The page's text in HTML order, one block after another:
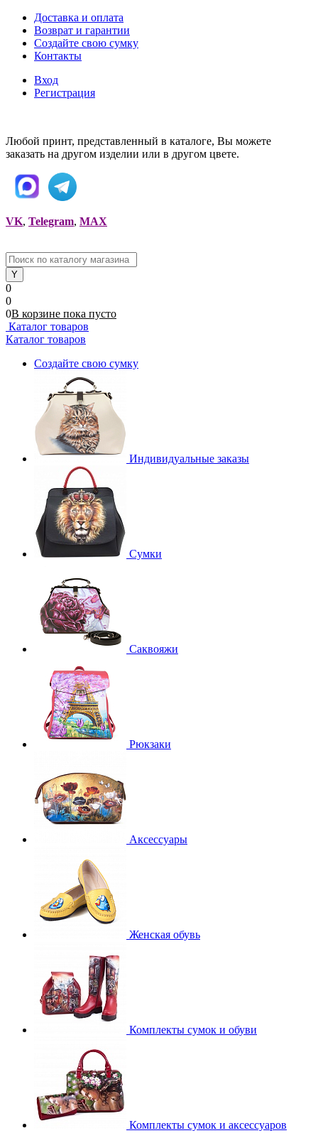
Доставка и оплата
Возврат и гарантии
Создайте свою сумку
Контакты
Вход
Регистрация
Любой принт, представленный в каталоге, Вы можете
заказать на другом изделии или в другом цвете.
VK, Telegram, MAX
0
0
0В корзине пока пусто
Каталог товаров
Каталог товаров
Создайте свою сумку
Индивидуальные заказы
Сумки
Саквояжи
Рюкзаки
Аксессуары
Женская обувь
Комплекты сумок и обуви
Комплекты сумок и аксессуаров